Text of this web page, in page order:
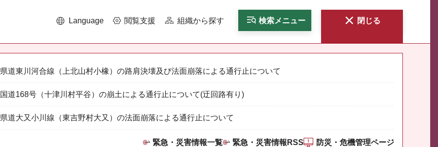
Language 閲覧支援 組織から探す 検索メニュー 閉じる
県道東川河合線（上北山村小橡）の路肩決壊及び法面崩落による通行止について
国道168号（十津川村平谷）の崩土による通行止について(迂回路有り)
県道大又小川線（東吉野村大又）の法面崩落による通行止について
緊急・災害情報一覧 緊急・災害情報RSS 防災・危機管理ページ